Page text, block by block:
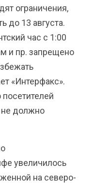
ограничения,
до 13 августа.
час с 1:00
и пр. запрещено
«Интерфакс».
не должно
увеличилось
на северо-